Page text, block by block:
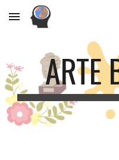
Skip to main content
ARTE